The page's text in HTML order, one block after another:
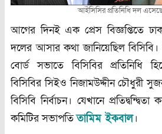
আইসিসির প্রতিনিধি দল
আগের দিনই এক প্রেস বিজ্ঞপ্তিতে
দলের আসার কথা জানিয়েছিল
বোর্ড সভাতে বিসিবির প্রতিনিধি
বিসিবির সিইও নিজামউদ্দীন চৌধুরী
বিসিবি নির্বাচন। যেখানে
কমিটির সভাপতিতামিম ইকবাল।